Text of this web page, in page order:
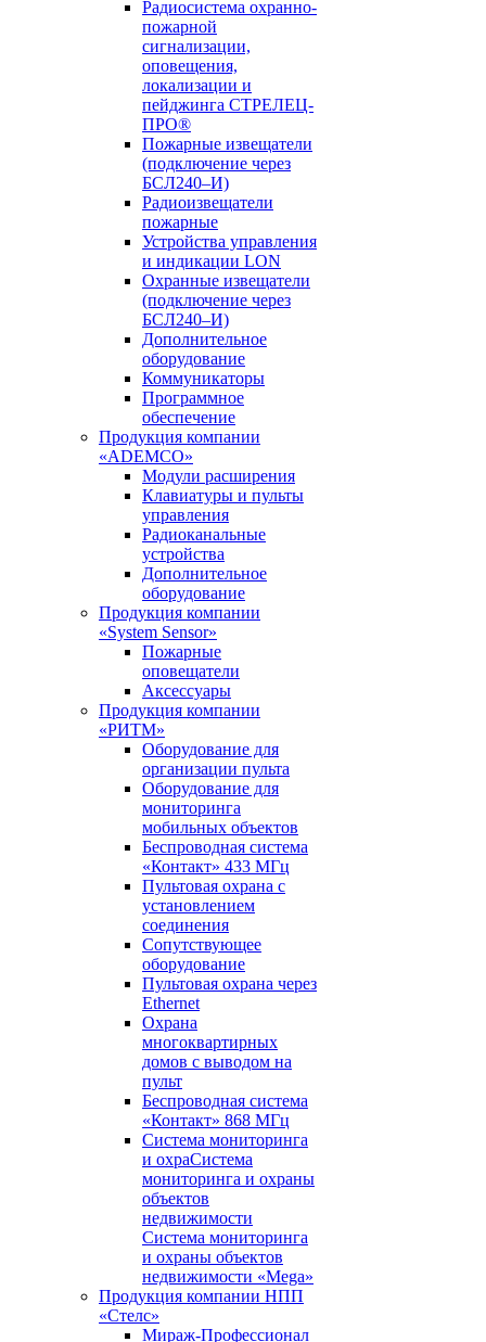
Радиосистема охранно-
пожарной
сигнализации,
оповещения,
локализации и
пейджинга СТРЕЛЕЦ-
ПРО®
Пожарные извещатели
(подключение через
БСЛ240–И)
Радиоизвещатели
пожарные
Устройства управления
и индикации LON
Охранные извещатели
(подключение через
БСЛ240–И)
Дополнительное
оборудование
Коммуникаторы
Программное
обеспечение
Продукция компании
«ADEMCO»
Модули расширения
Клавиатуры и пульты
управления
Радиоканальные
устройства
Дополнительное
оборудование
Продукция компании
«System Sensor»
Пожарные
оповещатели
Аксессуары
Продукция компании
«РИТМ»
Оборудование для
организации пульта
Оборудование для
мониторинга
мобильных объектов
Беспроводная система
«Контакт» 433 МГц
Пультовая охрана с
установлением
соединения
Сопутствующее
оборудование
Пультовая охрана через
Ethernet
Охрана
многоквартирных
домов с выводом на
пульт
Беспроводная система
«Контакт» 868 МГц
Система мониторинга
и охраСистема
мониторинга и охраны
объектов
недвижимости
Система мониторинга
и охраны объектов
недвижимости «Mega»
Продукция компании НПП
«Стелс»
Мираж-Профессионал